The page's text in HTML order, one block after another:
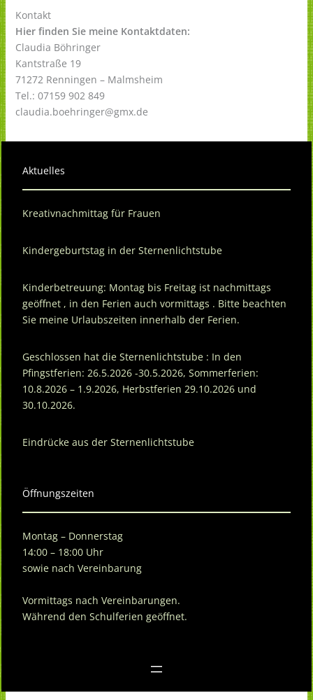
Kontakt
Hier finden Sie meine Kontaktdaten:
Claudia Böhringer
Kantstraße 19
71272 Renningen – Malmsheim
Tel.: 07159 902 849
claudia.boehringer@gmx.de
Aktuelles
Kreativnachmittag für Frauen
Kindergeburtstag in der Sternenlichtstube
Kinderbetreuung: Montag bis Freitag ist nachmittags
geöffnet , in den Ferien auch vormittags . Bitte beachten
Sie meine Urlaubszeiten innerhalb der Ferien.
Geschlossen hat die Sternenlichtstube : In den
Pfingstferien: 26.5.2026 -30.5.2026, Sommerferien:
10.8.2026 – 1.9.2026, Herbstferien 29.10.2026 und
30.10.2026.
Eindrücke aus der Sternenlichtstube
Öffnungszeiten
Montag – Donnerstag
14:00 – 18:00 Uhr
sowie nach Vereinbarung
Vormittags nach Vereinbarungen.
Während den Schulferien geöffnet.